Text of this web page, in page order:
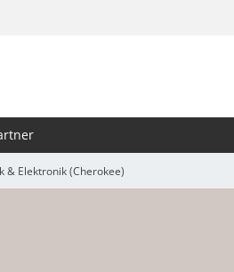
& Elektronik (Cherokee)